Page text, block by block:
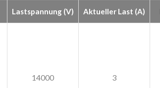
Lastspannung (V) Aktueller Last (A)
14000 3